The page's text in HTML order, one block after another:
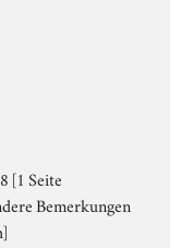
[1 Seite
Bemerkungen